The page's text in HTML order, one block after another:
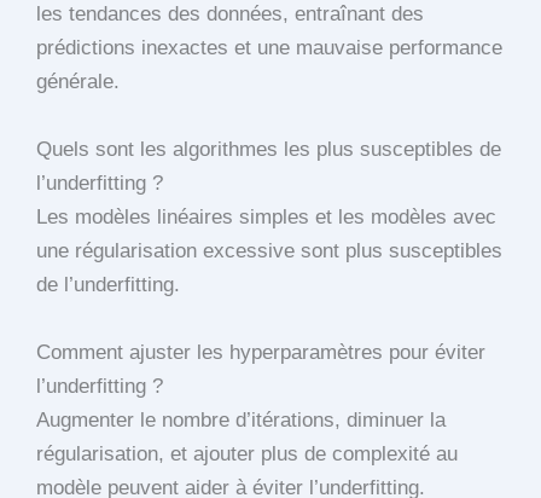
les tendances des données, entraînant des
prédictions inexactes et une mauvaise performance
générale.
Quels sont les algorithmes les plus susceptibles de
l’underfitting ?
Les modèles linéaires simples et les modèles avec
une régularisation excessive sont plus susceptibles
de l’underfitting.
Comment ajuster les hyperparamètres pour éviter
l’underfitting ?
Augmenter le nombre d’itérations, diminuer la
régularisation, et ajouter plus de complexité au
modèle peuvent aider à éviter l’underfitting.